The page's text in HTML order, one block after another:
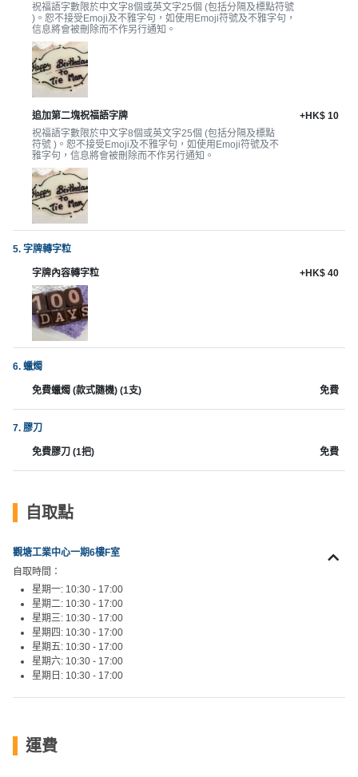
餐
廳
場
地
新
奇
玩
樂
體
驗
手
作
工
坊
戶
外
玩
艇
租
祝福語字數限於中文字8個或英文字25個 (包括分隔及標點符號
)。恕不接受Emoji及不雅字句，如使用Emoji符號及不雅字句，
信息將會被刪除而不作另行通知。
追加第二塊祝福語字牌
祝福語字數限於中文字8個或英文字25個 (包括分隔及標點
符號 )。恕不接受Emoji及不雅字句，如使用Emoji符號及不
雅字句，信息將會被刪除而不作另行通知。
+HK$ 10
5. 字牌轉字粒
字牌內容轉字粒 +HK$ 40
6. 蠟燭
免費蠟燭 (款式隨機) (1支) 免費
7. 膠刀
免費膠刀 (1把) 免費
自取點
觀塘工業中心一期6樓F室
自取時間：
星期一: 10:30 - 17:00
星期二: 10:30 - 17:00
星期三: 10:30 - 17:00
星期四: 10:30 - 17:00
星期五: 10:30 - 17:00
星期六: 10:30 - 17:00
星期日: 10:30 - 17:00
運費